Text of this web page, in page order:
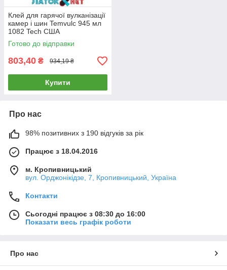
Клей для гарячої вулканізації
камер і шин Temvulc 945 мл
1082 Tech США
Готово до відправки
803,40 ₴ 934,19 ₴
Купити
Про нас
98% позитивних з 190 відгуків за рік
Працює з 18.04.2016
м. Кропивницький
вул. Орджонікідзе, 7, Кропивницький, Україна
Контакти
Сьогодні працює з 08:30 до 16:00
Показати весь графік роботи
Про нас